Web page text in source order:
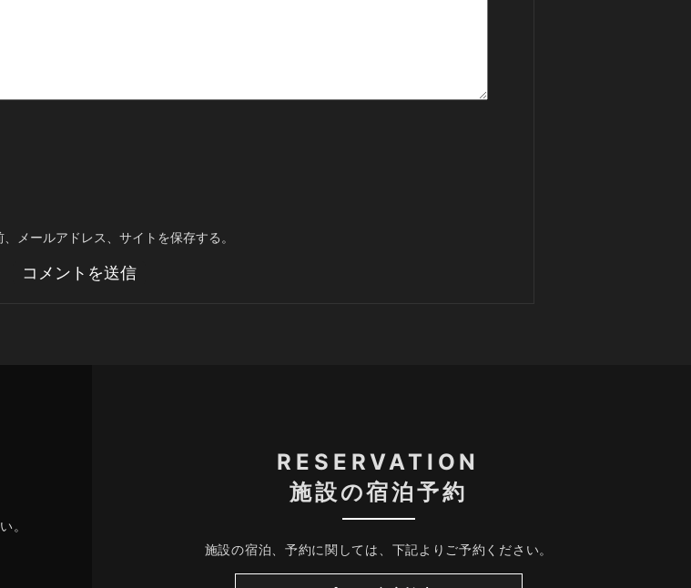
メールアドレス、サイトを保存する。
。
RESERVATION
施設の宿泊予約
施設の宿泊、予約に関しては、下記よりご予約ください。